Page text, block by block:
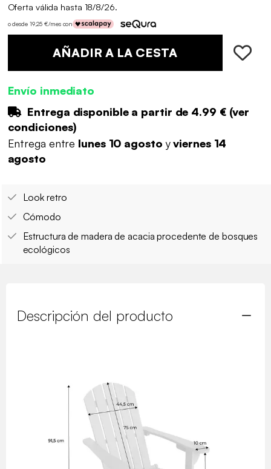
Oferta válida hasta 18/8/26.
o desde 19,25 €/mes con
AÑADIR A LA CESTA
Envío inmediato
Entrega disponible a partir de 4.99 €(ver
condiciones)
Entrega entre lunes 10 agosto yviernes 14
agosto
Look retro
Cómodo
Estructura de madera de acacia procedente de bosques
ecológicos
Descripción del producto